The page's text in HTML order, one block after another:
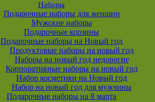
Наборы
Подарочные наборы для женщин
Мужские наборы
Подарочные корзины
Подарочные наборы на Новый год
Продуктовые наборы на новый год
Наборы на новый год недорогие
Корпоративные наборы на новый год
Набор косметики на Новый год
Набор на новый год для мужчины
Подарочные наборы на 8 марта